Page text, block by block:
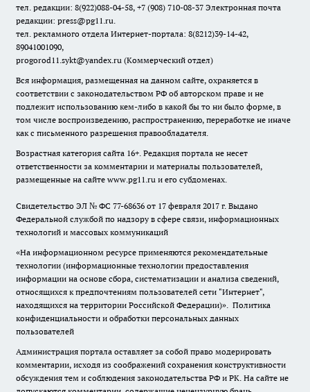
тел. редакции: 8(922)088-04-58, +7 (908) 710-08-37 Электронная почта
редакции: press@pg11.ru.
тел. рекламного отдела Интернет-портала: 8(8212)39-14-42,
89041001090,
progorod11.sykt@yandex.ru (Коммерческий отдел)
Вся информация, размещенная на данном сайте, охраняется в
соответствии с законодательством РФ об авторском праве и не
подлежит использованию кем-либо в какой бы то ни было форме, в
том числе воспроизведению, распространению, переработке не иначе
как с письменного разрешения правообладателя.
Возрастная категория сайта 16+. Редакция портала не несет
ответственности за комментарии и материалы пользователей,
размещенные на сайте www.pg11.ru и его субдоменах.
Свидетельство ЭЛ № ФС 77-68636 от 17 февраля 2017 г. Выдано
Федеральной службой по надзору в сфере связи, информационных
технологий и массовых коммуникаций
«На информационном ресурсе применяются рекомендательные
технологии (информационные технологии предоставления
информации на основе сбора, систематизации и анализа сведений,
относящихся к предпочтениям пользователей сети "Интернет",
находящихся на территории Российской Федерации)». Политика
конфиденциальности и обработки персональных данных
пользователей
Администрация портала оставляет за собой право модерировать
комментарии, исходя из соображений сохранения конструктивности
обсуждения тем и соблюдения законодательства РФ и РК. На сайте не